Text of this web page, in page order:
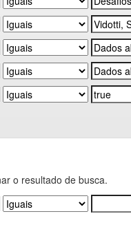
o resultado de busca.